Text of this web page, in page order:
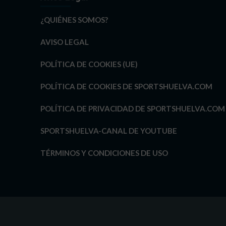
¿QUIÉNES SOMOS?
AVISO LEGAL
POLÍTICA DE COOKIES (UE)
POLÍTICA DE COOKIES DE SPORTSHUELVA.COM
POLÍTICA DE PRIVACIDAD DE SPORTSHUELVA.COM
SPORTSHUELVA-CANAL DE YOUTUBE
TÉRMINOS Y CONDICIONES DE USO